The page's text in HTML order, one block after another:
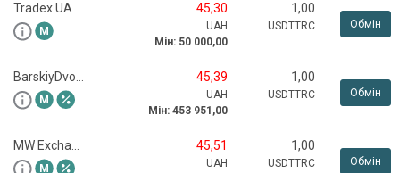
Tradex UA 45,30
UAH
Мін: 50 000,00
1,00
USDTTRC Обмін
45,39
UAH
Мін: 453 951,00
1,00
USDTTRC Обмін
45,51
UAH
1,00
USDTTRC Обмін